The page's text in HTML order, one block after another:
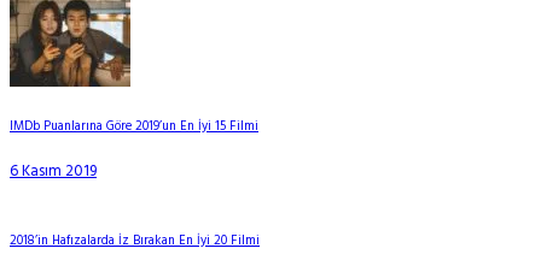
IMDb Puanlarına Göre 2019’un En İyi 15 Filmi
6 Kasım 2019
2018’in Hafızalarda İz Bırakan En İyi 20 Filmi